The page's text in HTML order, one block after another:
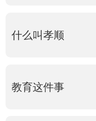
什么叫孝顺
教育这件事